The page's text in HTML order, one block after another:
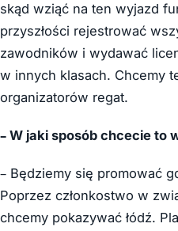
skąd wziąć na ten wyjazd
przyszłości rejestrować
zawodników i wydawać
w innych klasach. Chcemy
organizatorów regat.
– W jaki sposób chcecie to
– Będziemy się promować
Poprzez członkostwo w
chcemy pokazywać łódź.